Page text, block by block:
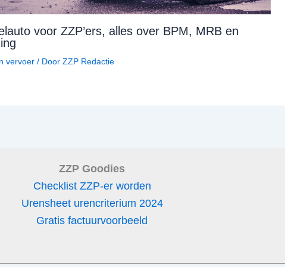
voor ZZP’ers, alles over BPM, MRB en
vervoer / Door ZZP Redactie
ZZP Goodies
Checklist ZZP-er worden
Urensheet urencriterium 2024
Gratis factuurvoorbeeld